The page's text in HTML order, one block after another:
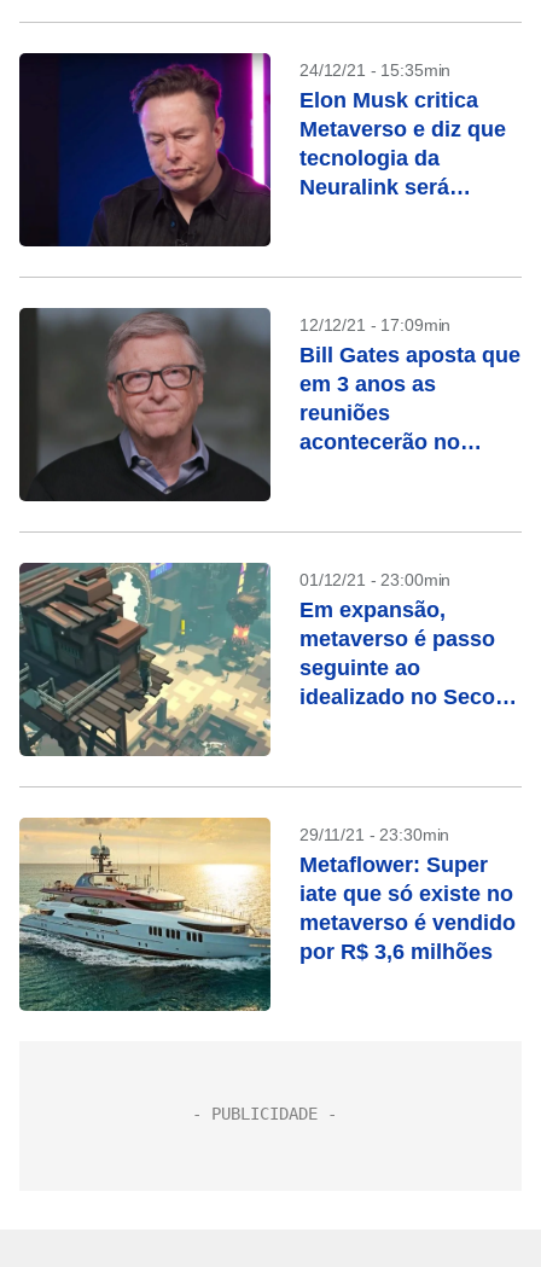
24/12/21 - 15:35min
Elon Musk critica
Metaverso e diz que
tecnologia da
Neuralink será
12/12/21 - 17:09min
Bill Gates aposta que
em 3 anos as
reuniões
acontecerão no
01/12/21 - 23:00min
Em expansão,
metaverso é passo
seguinte ao
idealizado no Second
29/11/21 - 23:30min
Metaflower: Super
iate que só existe no
metaverso é vendido
por R$ 3,6 milhões